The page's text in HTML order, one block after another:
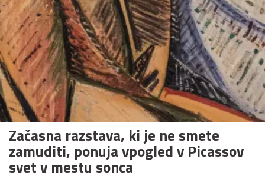
Začasna razstava, ki je ne smete
zamuditi, ponuja vpogled v Picassov
svet v mestu sonca